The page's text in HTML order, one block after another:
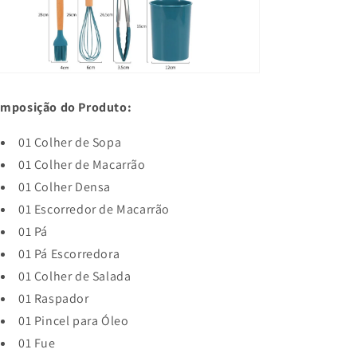
do Produto:
01 Colher de Sopa
01 Colher de Macarrão
01 Colher Densa
01 Escorredor de Macarrão
01 Pá
01 Pá Escorredora
01 Colher de Salada
01 Raspador
01 Pincel para Óleo
01 Fue